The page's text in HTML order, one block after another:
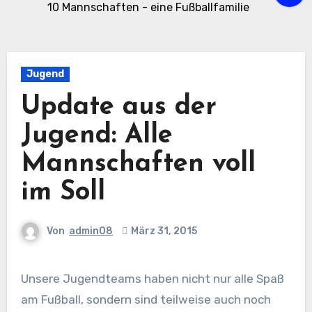
10 Mannschaften - eine Fußballfamilie
Jugend
Update aus der
Jugend: Alle
Mannschaften voll
im Soll
Von admin08 März 31, 2015
Unsere Jugendteams haben nicht nur alle Spaß
am Fußball, sondern sind teilweise auch noch